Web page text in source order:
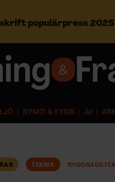
populärpress 2025
RYMD & FYSIK AI
TEKNIK